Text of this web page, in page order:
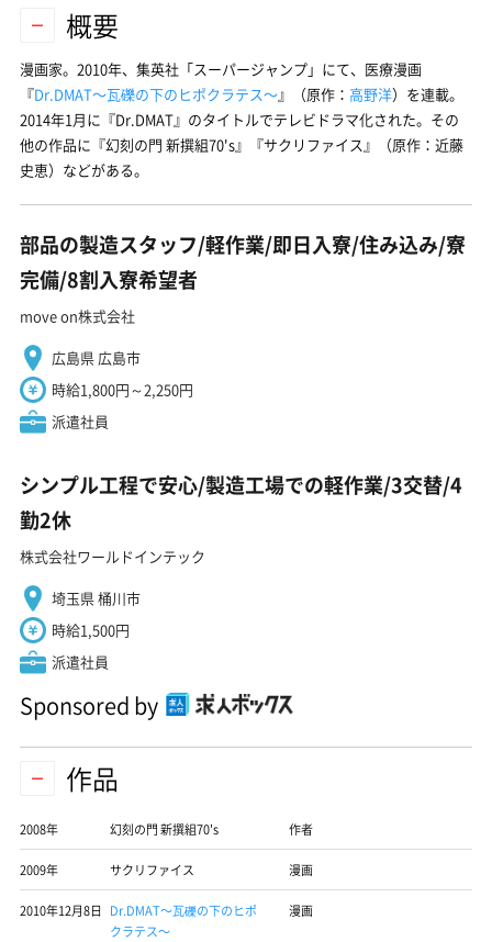
概要
漫画家。2010年、集英社「スーパージャンプ」にて、医療漫画
『Dr.DMAT〜瓦礫の下のヒポクラテス〜』（原作： 高野洋）を連載。
2014年1月に『Dr.DMAT』のタイトルでテレビドラマ化された。その
他の作品に『幻刻の門 新撰組70's』『サクリファイス』（原作：近藤
史恵）などがある。
部品の製造スタッフ/軽作業/即日入寮/住み込み/寮
完備/8割入寮希望者
move on株式会社
広島県 広島市
時給1,800円～2,250円
派遣社員
シンプル工程で安心/製造工場での軽作業/3交替/4
勤2休
株式会社ワールドインテック
埼玉県 桶川市
時給1,500円
派遣社員
Sponsored by
作品
2008年 幻刻の門 新撰組70's 作者
2009年 サクリファイス 漫画
2010年12月8日 Dr.DMAT〜瓦礫の下のヒポ
クラテス〜
漫画